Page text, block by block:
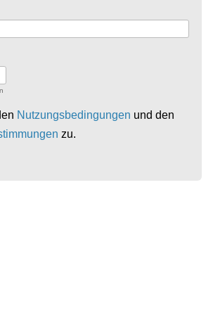
Nutzungsbedingungen und den
zu.